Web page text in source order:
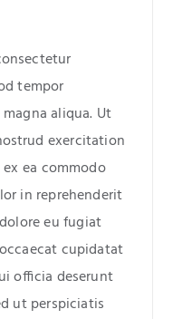
tempor
aliqua. Ut
exercitation
ea commodo
in reprehenderit
eu fugiat
cupidatat
officia deserunt
ut perspiciatis